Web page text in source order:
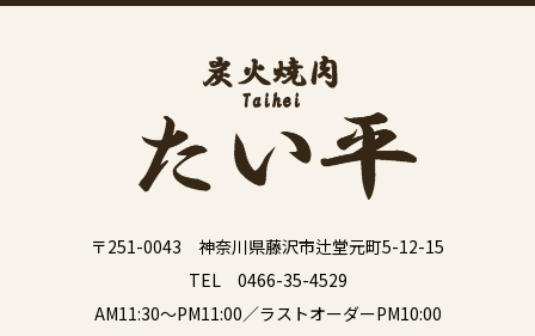
〒251-0043 神奈川県藤沢市辻堂元町5-12-15
TEL 0466-35-4529
AM11:30～PM11:00／ラストオーダーPM10:00